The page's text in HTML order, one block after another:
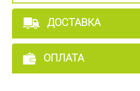
ДОСТАВКА
ОПЛАТА